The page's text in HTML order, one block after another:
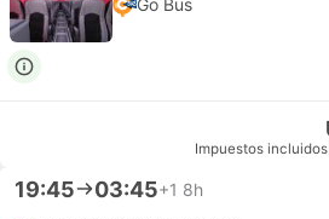
Go Bus
Impuestos incluidos
19:45 03:45+1 8h